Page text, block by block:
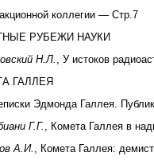
коллегии — Стр.7
РУБЕЖИ НАУКИ
Н.Л. , У истоков
ГАЛЛЕЯ
Эдмонда Галлея.
Г.Г. , Комета Галлея в
А.И. , Комета Галлея: